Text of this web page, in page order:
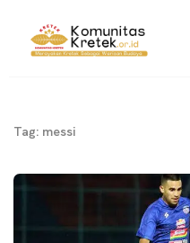
Tag: messi